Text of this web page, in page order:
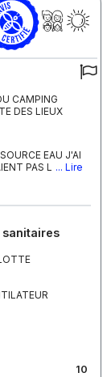
CAMPING
DES LIEUX
EAU J'AI
PAS L ... Lire
sanitaires
10